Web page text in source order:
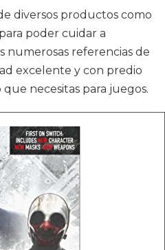
diversos productos como
poder cuidar a
numerosas referencias de
excelente y con predio
necesitas para juegos.